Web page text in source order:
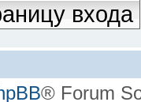
входа
® Forum